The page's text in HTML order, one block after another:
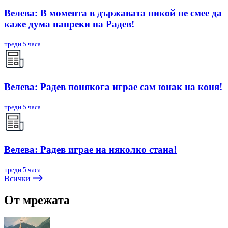
Велева: В момента в държавата никой не смее да
каже дума напреки на Радев!
преди 5 часа
Велева: Радев понякога играе сам юнак на коня!
преди 5 часа
Велева: Радев играе на няколко стана!
преди 5 часа
Всички
От мрежата